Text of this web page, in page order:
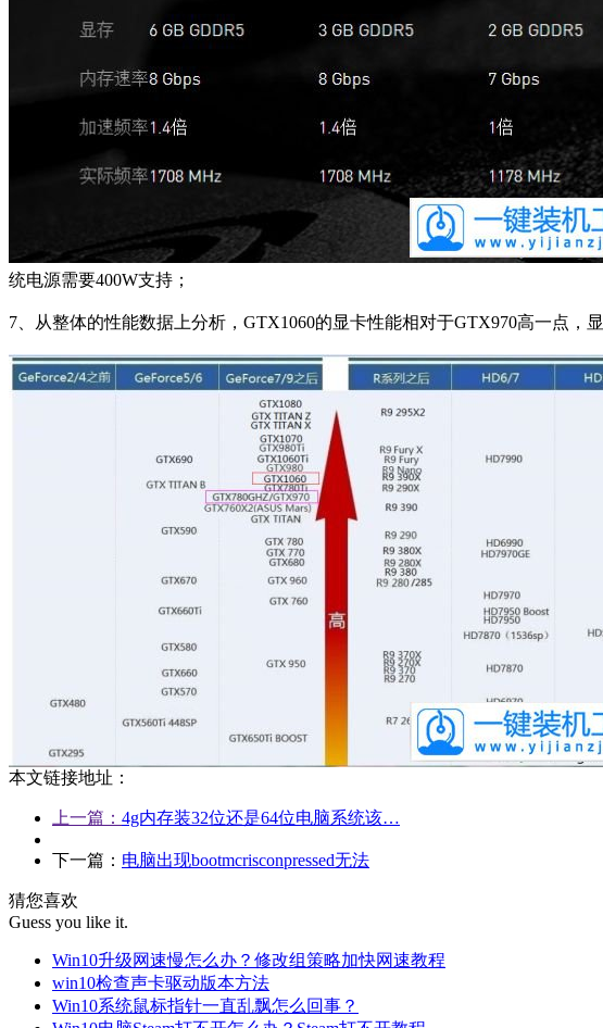
统电源需要400W支持；
7、从整体的性能数据上分析，GTX1060的显卡性能相对于GTX970高一点，
本文链接地址：
上一篇： 4g内存装32位还是64位电脑系统该…
下一篇： 电脑出现bootmcrisconpressed无法
猜您喜欢
Guess you like it.
Win10升级网速慢怎么办？修改组策略加快网速教程
win10检查声卡驱动版本方法
Win10系统鼠标指针一直乱飘怎么回事？